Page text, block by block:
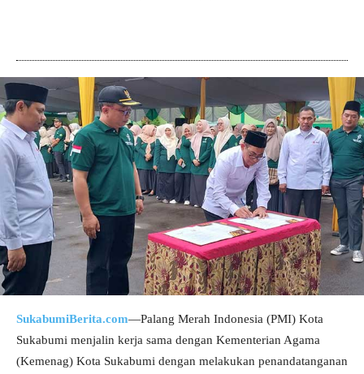
SukabumiBerita.com—Palang Merah Indonesia (PMI) Kota
Sukabumi menjalin kerja sama dengan Kementerian Agama
(Kemenag) Kota Sukabumi dengan melakukan penandatanganan